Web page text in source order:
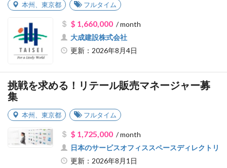
本州 東京都 フルタイム
$ 1,660,000/ month
大成建設株式会社
更新：2026年8月4日
挑戦を求める！リテール販売マネージャー募
集
本州 東京都 フルタイム
$ 1,725,000/ month
日本のサービスオフィススペースディレクトリ
更新：2026年8月1日